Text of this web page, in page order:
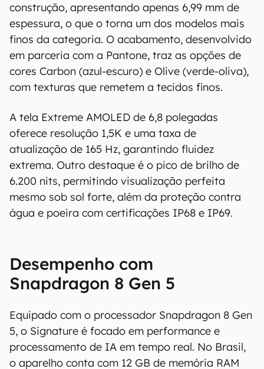
construção, apresentando apenas 6,99 mm de
espessura, o que o torna um dos modelos mais
finos da categoria. O acabamento, desenvolvido
em parceria com a Pantone, traz as opções de
cores Carbon (azul-escuro) e Olive (verde-oliva),
com texturas que remetem a tecidos finos.
A tela Extreme AMOLED de 6,8 polegadas
oferece resolução 1,5K e uma taxa de
atualização de 165 Hz, garantindo fluidez
extrema. Outro destaque é o pico de brilho de
6.200 nits, permitindo visualização perfeita
mesmo sob sol forte, além da proteção contra
água e poeira com certificações IP68 e IP69.
Desempenho com
Snapdragon 8 Gen 5
Equipado com o processador Snapdragon 8 Gen
5, o Signature é focado em performance e
processamento de IA em tempo real. No Brasil,
o aparelho conta com 12 GB de memória RAM
O Canaltech mantém esforço constante para
encontrar e manter atualizadas as
informações presentes em nossas fichas
técnicas, porém tenha em mente que
especificações e recursos podem variar entre
regiões e países. Portanto, recomendamos
que você visite o site oficial do fabricante ou
regionais.
Aviso legal: O Canaltech não se responsabiliza
os resultados obtidos com o uso dessas
informações. As informações são fornecidas
"como estão", sem qualquer garantia de
precisão, detalhes, variações ou em relação